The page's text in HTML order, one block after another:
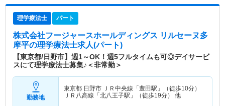
理学療法士 パート
株式会社フージャースホールディングス リルセーヌ多
摩平の理学療法士求人(パート)
【東京都/日野市】週1～OK！週5フルタイムも可◎デイサービ
スにて理学療法士募集♪＜非常勤＞
勤務地
東京都 日野市 ＪＲ中央線「豊田駅」（徒歩10分）
ＪＲ八高線「北八王子駅」（徒歩19分） 他